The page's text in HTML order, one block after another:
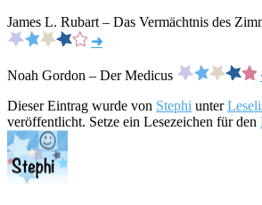
James L. Rubart – Das Vermächtnis des
➜
Noah Gordon – Der Medicus
Dieser Eintrag wurde von Stephi unter
veröffentlicht. Setze ein Lesezeichen für den